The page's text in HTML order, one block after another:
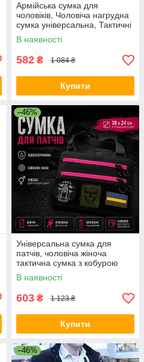
Армійська сумка для
чоловіків, Чоловіча нагрудна
сумка універсальна, Тактичні
сумки для міста BI-35
В наявності
582 ₴ 1 084 ₴
Купити
–46%
Універсальна сумка для
патчів, чоловіча жіноча
тактична сумка з кобурою
чорна VI-65
В наявності
603 ₴ 1 123 ₴
Купити
–46%